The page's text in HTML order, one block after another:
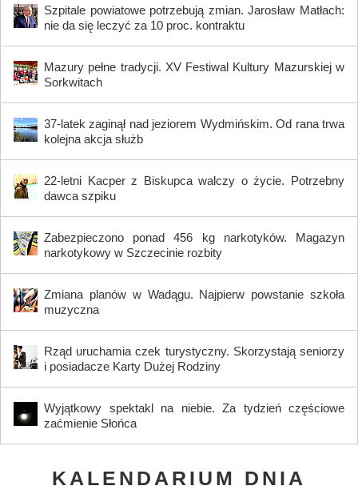
Szpitale powiatowe potrzebują zmian. Jarosław Matłach:
nie da się leczyć za 10 proc. kontraktu
Mazury pełne tradycji. XV Festiwal Kultury Mazurskiej w
Sorkwitach
37-latek zaginął nad jeziorem Wydmińskim. Od rana trwa
kolejna akcja służb
22-letni Kacper z Biskupca walczy o życie. Potrzebny
dawca szpiku
Zabezpieczono ponad 456 kg narkotyków. Magazyn
narkotykowy w Szczecinie rozbity
Zmiana planów w Wadągu. Najpierw powstanie szkoła
muzyczna
Rząd uruchamia czek turystyczny. Skorzystają seniorzy
i posiadacze Karty Dużej Rodziny
Wyjątkowy spektakl na niebie. Za tydzień częściowe
zaćmienie Słońca
KALENDARIUM DNIA